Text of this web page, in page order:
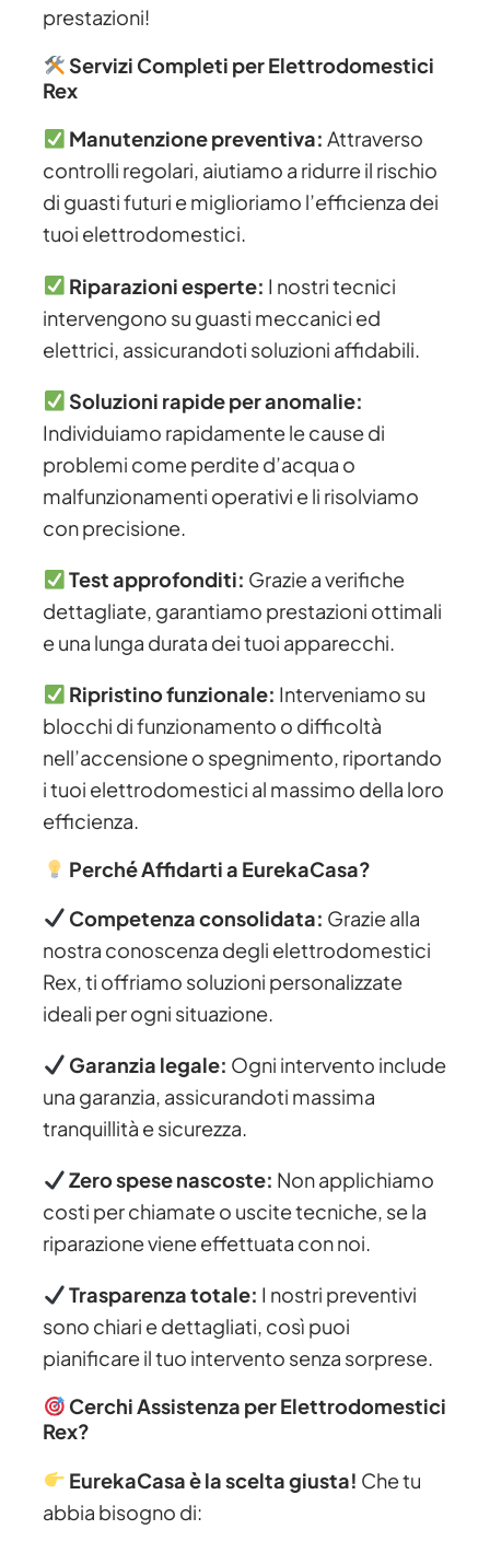
prestazioni!
Servizi Completi per Elettrodomestici
Rex
Manutenzione preventiva: Attraverso
controlli regolari, aiutiamo a ridurre il rischio
di guasti futuri e miglioriamo l’efficienza dei
tuoi elettrodomestici.
Riparazioni esperte: I nostri tecnici
intervengono su guasti meccanici ed
elettrici, assicurandoti soluzioni affidabili.
Soluzioni rapide per anomalie:
Individuiamo rapidamente le cause di
problemi come perdite d’acqua o
malfunzionamenti operativi e li risolviamo
con precisione.
Test approfonditi: Grazie a verifiche
dettagliate, garantiamo prestazioni ottimali
e una lunga durata dei tuoi apparecchi.
Ripristino funzionale: Interveniamo su
blocchi di funzionamento o difficoltà
nell’accensione o spegnimento, riportando
i tuoi elettrodomestici al massimo della loro
efficienza.
Perché Affidarti a EurekaCasa?
Competenza consolidata: Grazie alla
nostra conoscenza degli elettrodomestici
Rex, ti offriamo soluzioni personalizzate
ideali per ogni situazione.
Garanzia legale: Ogni intervento include
una garanzia, assicurandoti massima
tranquillità e sicurezza.
Zero spese nascoste: Non applichiamo
costi per chiamate o uscite tecniche, se la
riparazione viene effettuata con noi.
Trasparenza totale: I nostri preventivi
sono chiari e dettagliati, così puoi
pianificare il tuo intervento senza sorprese.
Cerchi Assistenza per Elettrodomestici
Rex?
EurekaCasa è la scelta giusta! Che tu
abbia bisogno di: